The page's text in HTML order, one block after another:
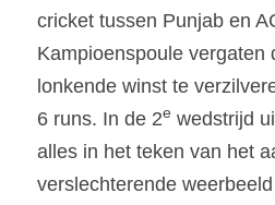
cricket tussen Punjab en
Kampioenspoule vergaten
lonkende winst te
6 runs. In de 2e wedstrijd
alles in het teken van het
verslechterende